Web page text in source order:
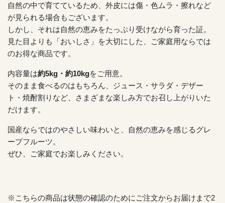
自然の中で育てているため、外皮には傷・色ムラ・擦れなど
が見られる場合もございます。
しかし、それは自然の恵みをたっぷり受けながら育った証。
見た目よりも「おいしさ」を大切にした、ご家庭用ならでは
のお得な商品です。
内容量は約5kg・約10kgをご用意。
そのまま食べるのはもちろん、ジュース・サラダ・デザー
ト・焼酎割りなど、さまざまな楽しみ方でお召し上がりいた
だけます。
国産ならではのやさしい味わいと、自然の恵みを感じるグレ
ープフルーツ。
ぜひ、ご家庭でお楽しみください。
※こちらの商品は状態の確認のためにご注文からお届けまで2